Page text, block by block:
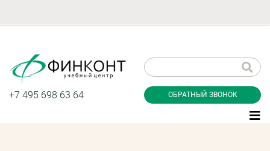
+7 495 698 63 64 ОБРАТНЫЙ ЗВОНОК
звонок